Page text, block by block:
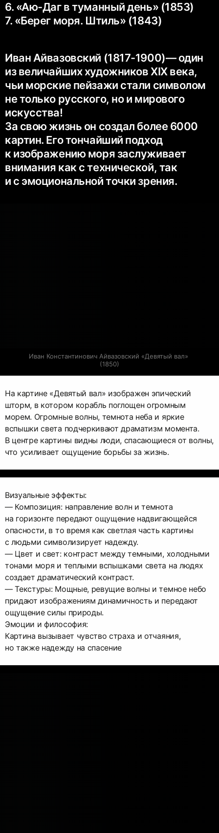
6. «Аю-Даг в туманный день» (1853)
7. «Берег моря. Штиль» (1843)
Иван Айвазовский (1817-1900)— один
из величайших художников XIX века,
чьи морские пейзажи стали символом
не только русского, но и мирового
искусства!
За свою жизнь он создал более 6000
картин. Его тончайший подход
к изображению моря заслуживает
внимания как с технической, так
и с эмоциональной точки зрения.
Иван Константинович Айвазовский «Девятый вал»
(1850)
На картине «Девятый вал» изображен эпический
шторм, в котором корабль поглощен огромным
морем. Огромные волны, темнота неба и яркие
вспышки света подчеркивают драматизм момента.
В центре картины видны люди, спасающиеся от волны,
что усиливает ощущение борьбы за жизнь.
Визуальные эффекты:
— Композиция: направление волн и темнота
на горизонте передают ощущение надвигающейся
опасности, в то время как светлая часть картины
с людьми символизирует надежду.
— Цвет и свет: контраст между темными, холодными
тонами моря и теплыми вспышками света на людях
создает драматический контраст.
— Текстуры: Мощные, ревущие волны и темное небо
придают изображениям динамичность и передают
ощущение силы природы.
Эмоции и философия:
Картина вызывает чувство страха и отчаяния,
но также надежду на спасение